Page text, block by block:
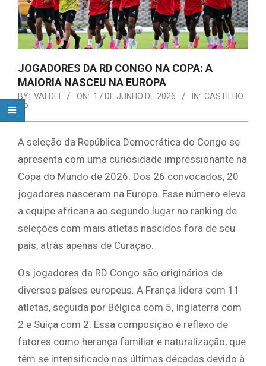
JOGADORES DA RD CONGO NA COPA: A
MAIORIA NASCEU NA EUROPA
BY: VALDEI ON: 17 DE JUNHO DE 2026 IN: CASTILHO
SP
A seleção da República Democrática do Congo se
apresenta com uma curiosidade impressionante na
Copa do Mundo de 2026. Dos 26 convocados, 20
jogadores nasceram na Europa. Esse número eleva
a equipe africana ao segundo lugar no ranking de
seleções com mais atletas nascidos fora de seu
país, atrás apenas de Curaçao.
Os jogadores da RD Congo são originários de
diversos países europeus. A França lidera com 11
atletas, seguida por Bélgica com 5, Inglaterra com
2 e Suíça com 2. Essa composição é reflexo de
fatores como herança familiar e naturalização, que
têm se intensificado nas últimas décadas devido à